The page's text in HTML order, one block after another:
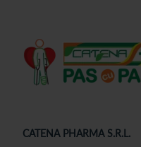
CATENA PHARMA S.R.L.